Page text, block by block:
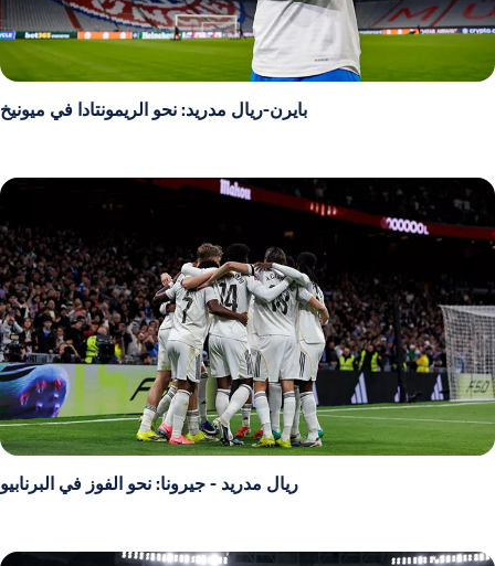
بايرن-ريال مدريد: نحو الريمونتادا في ميونيخ
ريال مدريد - جيرونا: نحو الفوز في البرنابيو